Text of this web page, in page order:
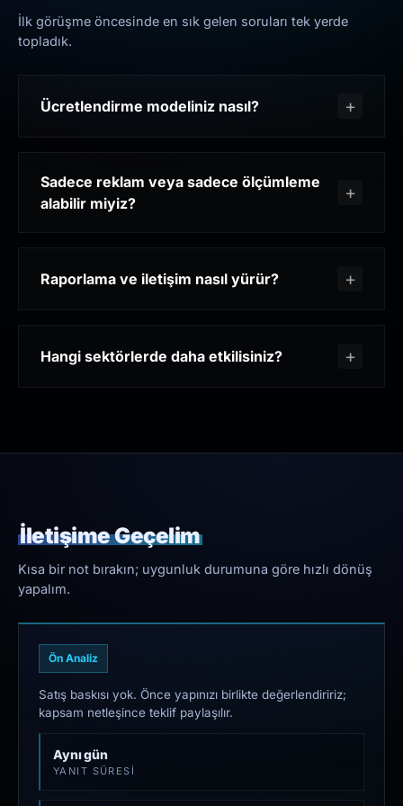
İlk görüşme öncesinde en sık gelen soruları tek yerde
topladık.
Ücretlendirme modeliniz nasıl?
Sadece reklam veya sadece ölçümleme
alabilir miyiz?
Raporlama ve iletişim nasıl yürür?
Hangi sektörlerde daha etkilisiniz?
İletişime Geçelim
Kısa bir not bırakın; uygunluk durumuna göre hızlı dönüş
yapalım.
Ön Analiz
Satış baskısı yok. Önce yapınızı birlikte değerlendiririz;
kapsam netleşince teklif paylaşılır.
Aynı gün
YANIT SÜRESI